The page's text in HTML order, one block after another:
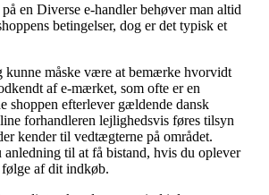
en Diverse e-handler behøver man altid
betingelser, dog er det typisk et
kunne måske være at bemærke hvorvidt
af e-mærket, som ofte er en
shoppen efterlever gældende dansk
forhandleren lejlighedsvis føres tilsyn
kender til vedtægterne på området.
anledning til at få bistand, hvis du oplever
af dit indkøb.